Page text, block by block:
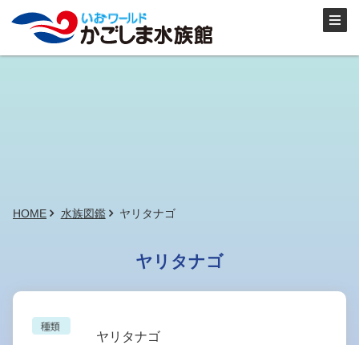
HOME 水族図鑑 ヤリタナゴ
ヤリタナゴ
ヤリタナゴ